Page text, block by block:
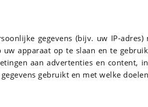
gegevens (bijv. uw IP-adres)
apparaat op te slaan en te
aan advertenties en content,
gebruikt en met welke